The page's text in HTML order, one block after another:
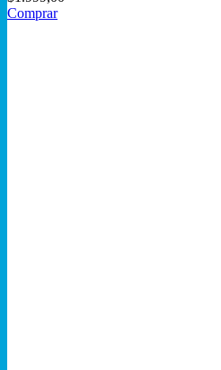
Comprar